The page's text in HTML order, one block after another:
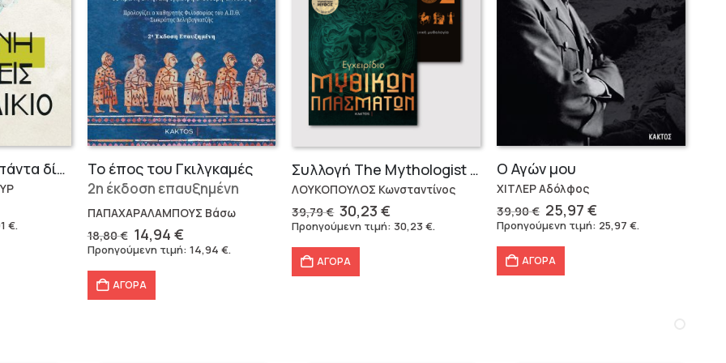
Η τέχνη να έχεις πάντα δίκιο – Άρθουρ Σοπενχάουερ
€.
Το έπος του Γκιλγκαμές
2η έκδοση επαυξημένη
ΠΑΠΑΧΑΡΑΛΑΜΠΟΥΣ Βάσω
18,80€ Original
price
18,80 €.
14,94 €Η
τρέχουσα
Προηγούμενη τιμή: 14,94 €.
ΑΓΟΡΑ
Συλλογή The Mythologist (2 βιβλία)
ΛΟΥΚΟΠΟΥΛΟΣ Κωνσταντίνος
39,79€ Original
price
was:
39,79 €.
30,23€
τρέχουσα
Προηγούμενη τιμή: 30,23€.
ΑΓΟΡΑ
Ο Αγών μου
ΧΙΤΛΕΡ Αδόλφος
39,90€ Original
price
39,90 €.
25,97€
τρέχουσα
Προηγούμενη τιμή: 25,97€.
ΑΓΟΡΑ